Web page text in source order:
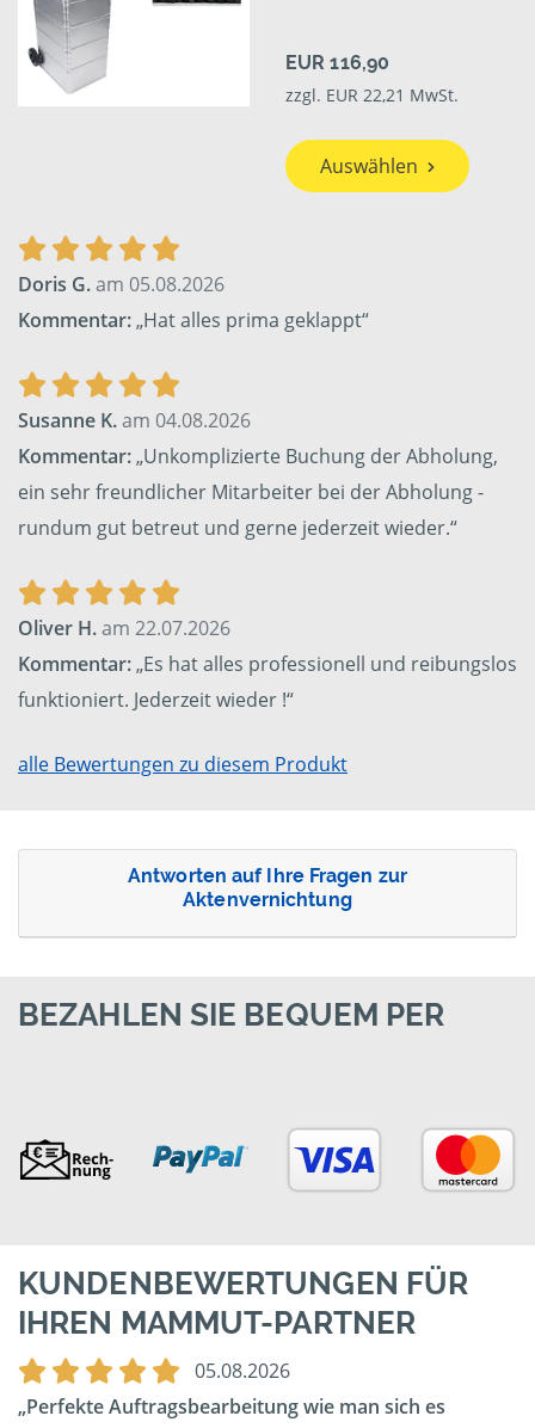
EUR 116,90
zzgl. EUR 22,21 MwSt.
Auswählen
Doris G.am 05.08.2026
Kommentar:„Hat alles prima geklappt“
Susanne K.am 04.08.2026
Kommentar:„Unkomplizierte Buchung der Abholung,
ein sehr freundlicher Mitarbeiter bei der Abholung -
rundum gut betreut und gerne jederzeit wieder.“
Oliver H.am 22.07.2026
Kommentar:„Es hat alles professionell und reibungslos
funktioniert. Jederzeit wieder !“
alle Bewertungen zu diesem Produkt
Antworten auf Ihre Fragen zur
Aktenvernichtung
BEZAHLEN SIE BEQUEM PER
KUNDENBEWERTUNGEN FÜR
IHREN MAMMUT-PARTNER
05.08.2026
Perfekte Auftragsbearbeitung wie man sich es